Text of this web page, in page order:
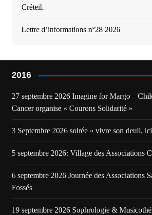
Créteil.
Lettre d’informations n°28 2026
2016
27 septembre 2026 Imagine for Margo –
Cancer organise « Courons Solidarité »
3 Septembre 2026 soirée « vivre son deuil,
5 septembre 2026: Village des Associations
6 septembre 2026 Journée des Associations
Fossés
19 septembre 2026 Sophrologie &